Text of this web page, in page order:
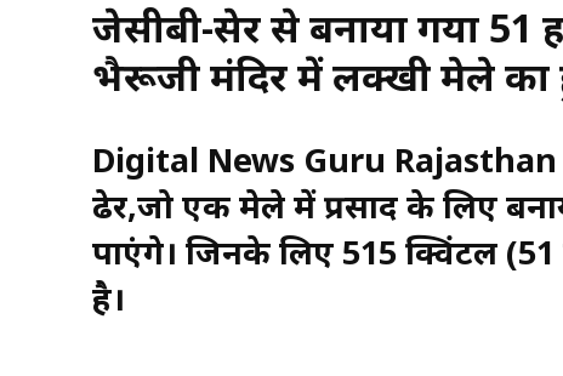
जेसीबी-थ्रेसर से बनाया गया 51
भैरूजी मंदिर में लक्खी मेले
Digital News Guru Rajasthan
ढेर,जो एक मेले में प्रसाद के लिए
पाएंगे। जिनके लिए 515 क्विंटल (51
है।